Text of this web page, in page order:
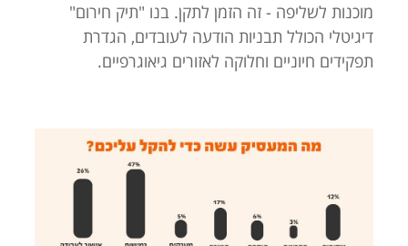
מוכנות לשליפה - זה הזמן לתקן. בנו "תיק חירום"
דיגיטלי הכולל תבניות הודעה לעובדים, הגדרת
תפקידים חיוניים וחלוקה לאזורים גיאוגרפיים.